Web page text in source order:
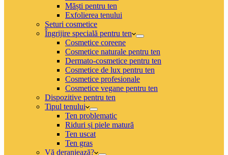
Măști pentru ten
Exfolierea tenului
Seturi cosmetice
Îngrijire specială pentru ten
Cosmetice coreene
Cosmetice naturale pentru ten
Dermato-cosmetice pentru ten
Cosmetice de lux pentru ten
Cosmetice profesionale
Cosmetice vegane pentru ten
Dispozitive pentru ten
Tipul tenului
Ten problematic
Riduri și piele matură
Ten uscat
Ten gras
Vă deranjează?